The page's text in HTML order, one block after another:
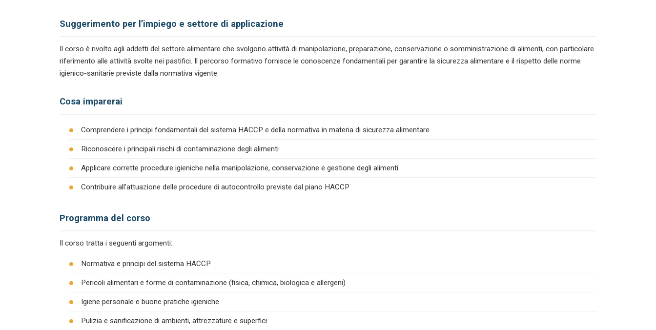
Suggerimento per l’impiego e settore di applicazione
Il corso è rivolto agli addetti del settore alimentare che svolgono attività di manipolazione, preparazione, conservazione o somministrazione di alimenti, con particolare
riferimento alle attività svolte nei pastifici. Il percorso formativo fornisce le conoscenze fondamentali per garantire la sicurezza alimentare e il rispetto delle norme
igienico-sanitarie previste dalla normativa vigente.
Cosa imparerai
Comprendere i principi fondamentali del sistema HACCP e della normativa in materia di sicurezza alimentare
Riconoscere i principali rischi di contaminazione degli alimenti
Applicare corrette procedure igieniche nella manipolazione, conservazione e gestione degli alimenti
Contribuire all’attuazione delle procedure di autocontrollo previste dal piano HACCP
Programma del corso
Il corso tratta i seguenti argomenti:
Normativa e principi del sistema HACCP
Pericoli alimentari e forme di contaminazione (fisica, chimica, biologica e allergeni)
Igiene personale e buone pratiche igieniche
Pulizia e sanificazione di ambienti, attrezzature e superfici